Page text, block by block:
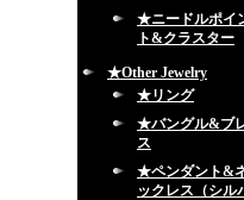
★ニードルポイ
ト&クラスター
★Other Jewelry
★リング
★バングル&ブ
ス
★ペンダント&
ックレス（シル